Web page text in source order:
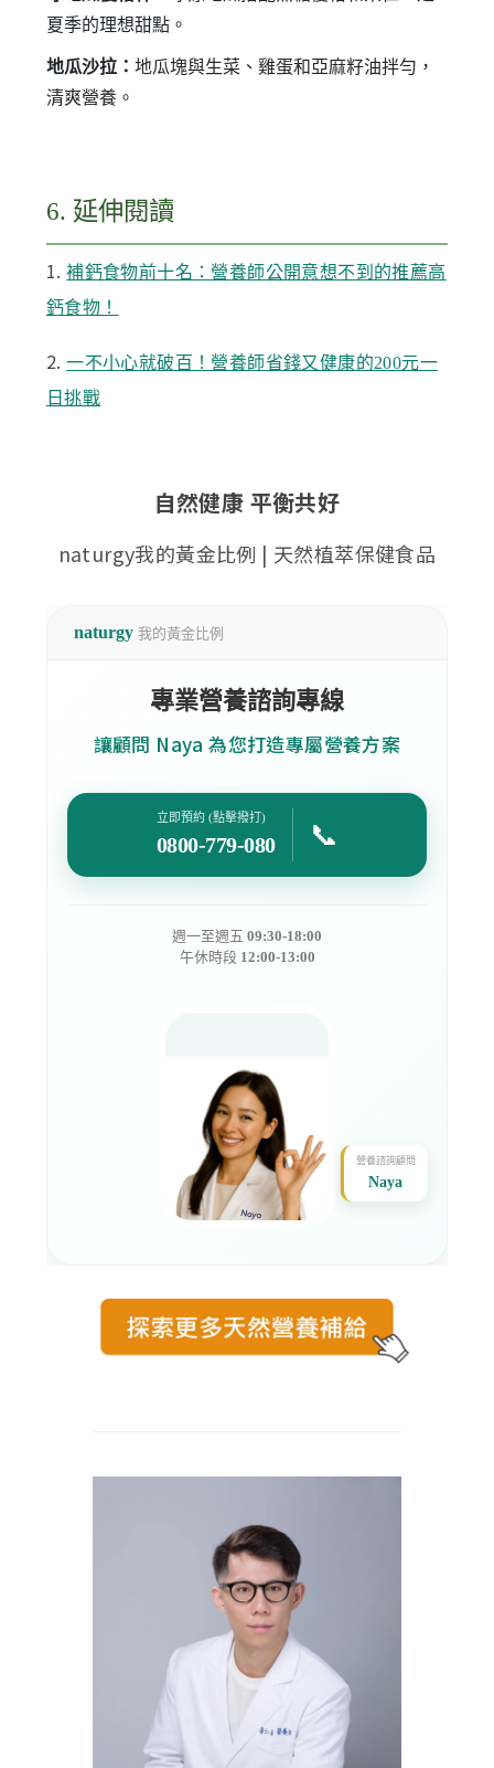
夏季的理想甜點。
地瓜沙拉： 地瓜塊與生菜、雞蛋和亞麻籽油拌勻，
清爽營養。
6. 延伸閱讀
1.補鈣食物前十名：營養師公開意想不到的推薦高
鈣食物！
2.一不小心就破百！營養師省錢又健康的200元一
日挑戰
自然健康 平衡共好
naturgy我的黃金比例 | 天然植萃保健食品
naturgy 我的黃金比例
專業營養諮詢專線
讓顧問 Naya 為您打造專屬營養方案
立即預約 (點擊撥打)
0800-779-080 📞
週一至週五 09:30-18:00
午休時段 12:00-13:00
營養諮詢顧問
Naya